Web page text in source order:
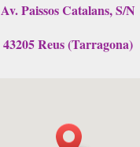
Av. Paissos Catalans, S/N
43205 Reus (Tarragona)